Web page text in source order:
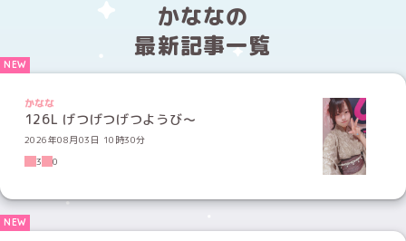
かななの
最新記事一覧
かなな
126L げつげつげつようび〜
2026年08月03日 10時30分
3
0